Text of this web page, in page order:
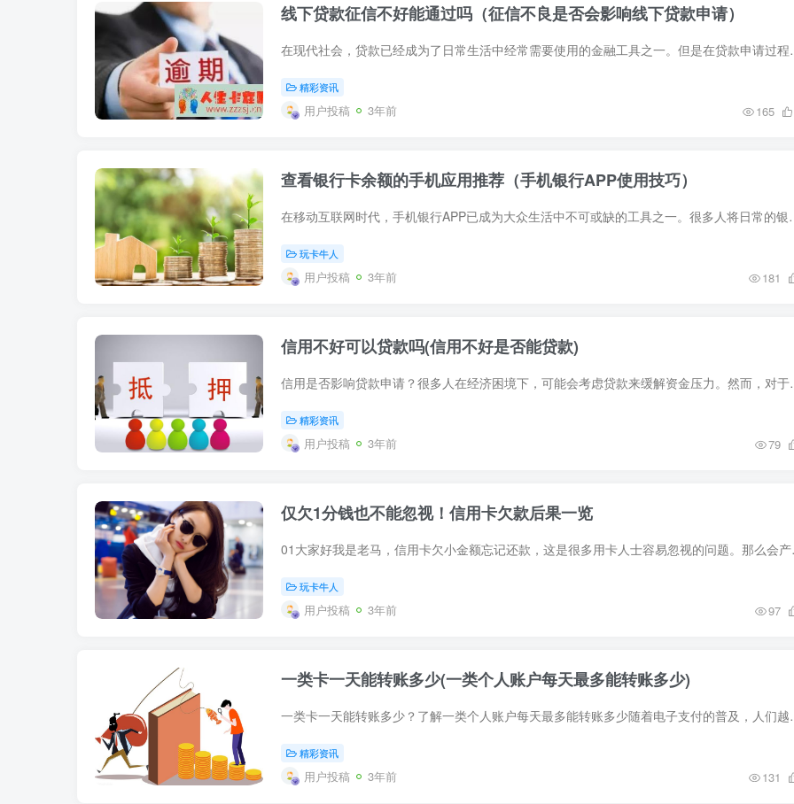
线下贷款征信不好能通过吗（征信不良是否会影响线下贷款申请）
在现代社会，贷款已经成为了日常生活中
精彩资讯
用户投稿 3年前 165
查看银行卡余额的手机应用推荐（手机银行APP使用技巧）
在移动互联网时代，手机银行APP已成为大众生活
玩卡牛人
用户投稿 3年前 181
信用不好可以贷款吗(信用不好是否能贷款)
信用是否影响贷款申请？很多人在经济困
精彩资讯
用户投稿 3年前 79
仅欠1分钱也不能忽视！信用卡欠款后果一览
01大家好我是老马，信用
玩卡牛人
用户投稿 3年前 97
一类卡一天能转账多少(一类个人账户每天最多能转账多少)
一类卡一天能转账多少？了解一类个人账
精彩资讯
用户投稿 3年前 131